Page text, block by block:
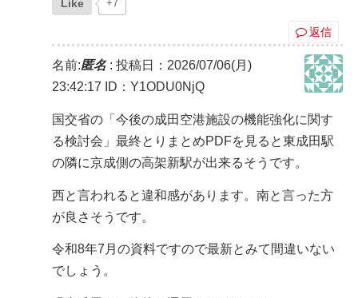
Like +7
返信
名前:匿名: 投稿日：2026/07/06(月)
23:42:17
ID：Y1ODU0NjQ
国交省の「今後の成田空港施設の機能強化に関す
る検討会」最終とりまとめPDFを見ると東成田駅
の隣に京成側の高架新駅が出来るそうです。
西と言われると違和感があります。南と言った方
が良さそうです。
令和8年7月の資料ですので最新とみて間違いない
でしょう。